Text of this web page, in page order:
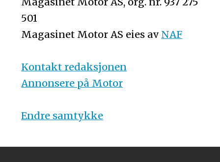
501
Magasinet Motor AS eies av NAF
Kontakt redaksjonen
Annonsere på Motor
Endre samtykke